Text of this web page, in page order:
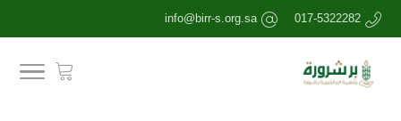
017-5322282
info@birr-s.org.sa